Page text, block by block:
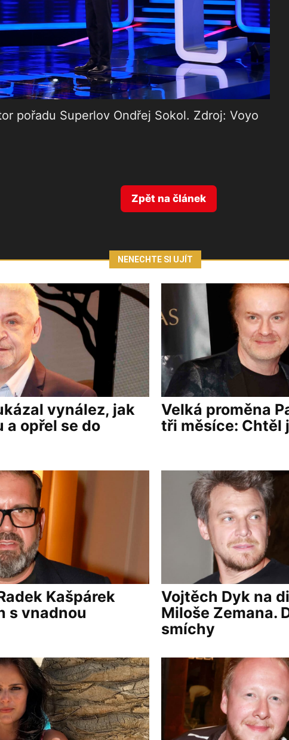
pořadu Superlov Ondřej Sokol. Zdroj: Voyo
Zpět na článek
NENECHTE SI UJÍT
vynález, jak
a opřel se do
Velká proměna
tři měsíce: Chtěl
Kašpárek
s vnadnou
Vojtěch Dyk na
Miloše Zemana.
smíchy